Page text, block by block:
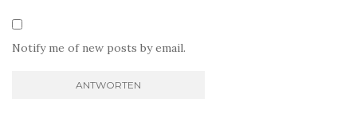
Notify me of new posts by email.